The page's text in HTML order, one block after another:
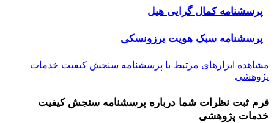
پرسشنامه کمال گرایی هیل
پرسشنامه سبک هویت برزونسکی
مشاهده ابزارهای مرتبط با پرسشنامه سنجش کیفیت خدمات
پژوهشی
فرم ثبت نظرات شما درباره پرسشنامه سنجش کیفیت
خدمات پژوهشی